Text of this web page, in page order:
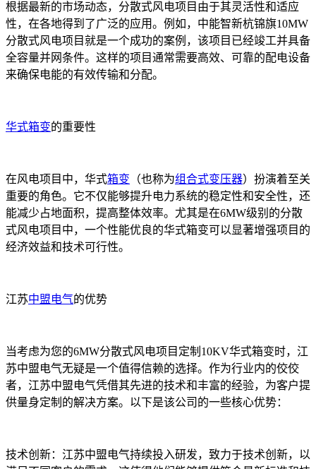
根据最新的市场动态，分散式风电项目由于其灵活性和适应
性，在各地得到了广泛的应用。例如，中能智新杭锦旗10MW
分散式风电项目就是一个成功的案例，该项目已经竣工并具备
全容量并网条件。这样的项目通常需要高效、可靠的配电设备
来确保电能的有效传输和分配。
华式箱变的重要性
在风电项目中，华式箱变 （也称为组合式变压器）扮演着至关
重要的角色。它不仅能够提升电力系统的稳定性和安全性，还
能减少占地面积，提高整体效率。尤其是在6MW级别的分散
式风电项目中，一个性能优良的华式箱变可以显著增强项目的
经济效益和技术可行性。
江苏中盟电气的优势
当考虑为您的6MW分散式风电项目定制10KV华式箱变时，江
苏中盟电气无疑是一个值得信赖的选择。作为行业内的佼佼
者，江苏中盟电气凭借其先进的技术和丰富的经验，为客户提
供量身定制的解决方案。以下是该公司的一些核心优势：
技术创新：江苏中盟电气持续投入研发，致力于技术创新，以